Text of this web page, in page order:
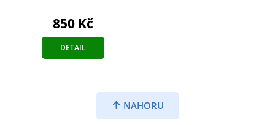
850 Kč
DETAIL
NAHORU